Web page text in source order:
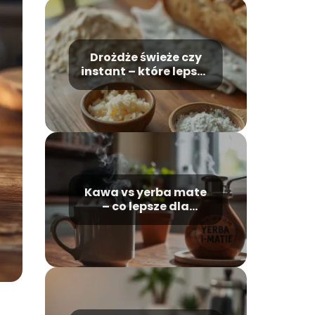
Drożdże świeże czy
instant – które lepsze
do pieczenia?
Kawa vs yerba mate
– co lepsze dla
zdrowia i energii?